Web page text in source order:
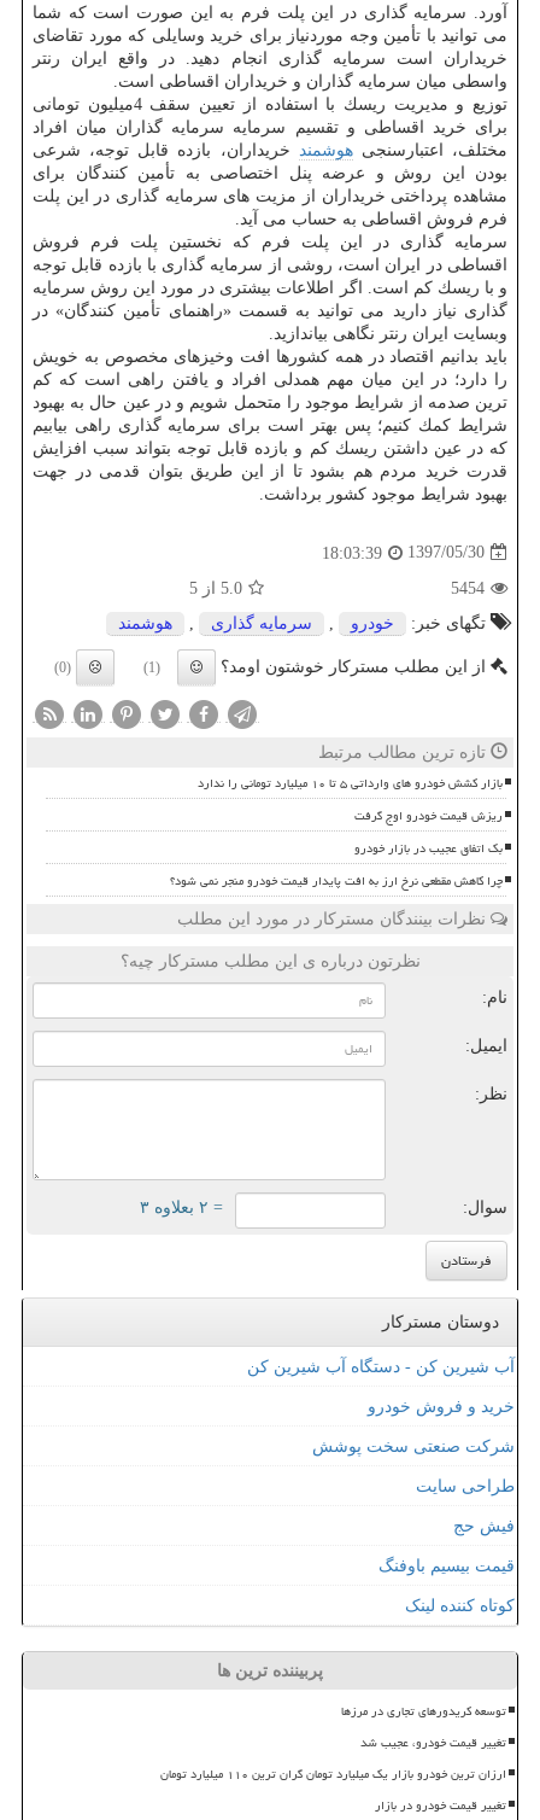
آورد. سرمایه گذاری در این پلت فرم به این صورت است كه شما
می توانید با تأمین وجه موردنیاز برای خرید وسایلی كه مورد تقاضای
خریداران است سرمایه گذاری انجام دهید. در واقع ایران رنتر
واسطی میان سرمایه گذاران و خریداران اقساطی است.
توزیع و مدیریت ریسك با استفاده از تعیین سقف 4میلیون تومانی
برای خرید اقساطی و تقسیم سرمایه سرمایه گذاران میان افراد
مختلف، اعتبارسنجیهوشمند
خریداران، بازده قابل توجه، شرعی
بودن این روش و عرضه پنل اختصاصی به تأمین كنندگان برای
مشاهده پرداختی خریداران از مزیت های سرمایه گذاری در این پلت
فرم فروش اقساطی به حساب می آید.
سرمایه گذاری در این پلت فرم كه نخستین پلت فرم فروش
اقساطی در ایران است، روشی از سرمایه گذاری با بازده قابل توجه
و با ریسك كم است. اگر اطلاعات بیشتری در مورد این روش سرمایه
گذاری نیاز دارید می توانید به قسمت «راهنمای تأمین كنندگان» در
وبسایت ایران رنتر نگاهی بیاندازید.
باید بدانیم اقتصاد در همه كشورها افت وخیزهای مخصوص به خویش
را دارد؛ در این میان مهم همدلی افراد و یافتن راهی است كه كم
ترین صدمه از شرایط موجود را متحمل شویم و در عین حال به بهبود
شرایط كمك كنیم؛ پس بهتر است برای سرمایه گذاری راهی بیابیم
كه در عین داشتن ریسك كم و بازده قابل توجه بتواند سبب افزایش
قدرت خرید مردم هم بشود تا از این طریق بتوان قدمی در جهت
بهبود شرایط موجود كشور برداشت.
1397/05/30
18:03:39
5454
5.0 از 5
تگهای خبر:
خودرو سرمایه گذاری هوشمند
از این مطلب مسترکار خوشتون اومد؟ (1)
(0)
تازه ترین مطالب مرتبط
بازار کشش خودرو های وارداتی ۵ تا ۱۰ میلیارد تومانی را ندارد
ریزش قیمت خودرو اوج گرفت
بک اتفاق عجیب در بازار خودرو
چرا کاهش مقطعی نرخ ارز به افت پایدار قیمت خودرو منجر نمی شود؟
نظرات بینندگان مسترکار در مورد این مطلب
نظرتون درباره ی این مطلب مسترکار چیه؟
نام:
ایمیل:
نظر:
سوال: = ۲ بعلاوه ۳
دوستان مسترکار
آب شیرین کن - دستگاه آب شیرین کن
خرید و فروش خودرو
شرکت صنعتی سخت پوشش
طراحی سایت
فیش حج
قیمت بیسیم باوفنگ
کوتاه کننده لینک
پربیننده ترین ها
توسعه کریدورهای تجاری در مرزها
تغییر قیمت خودرو، عجیب شد
ارزان ترین خودرو بازار یک میلیارد تومان گران ترین ۱۱۰ میلیارد تومان
تغییر قیمت خودرو در بازار